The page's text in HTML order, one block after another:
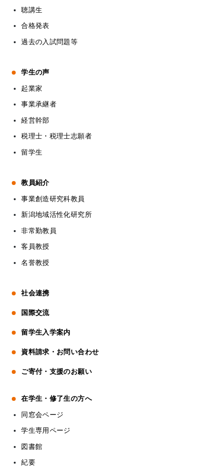
聴講生
合格発表
過去の入試問題等
学生の声
起業家
事業承継者
経営幹部
税理士・税理士志願者
留学生
教員紹介
事業創造研究科教員
新潟地域活性化研究所
非常勤教員
客員教授
名誉教授
社会連携
国際交流
留学生入学案内
資料請求・お問い合わせ
ご寄付・支援のお願い
在学生・修了生の方へ
同窓会ページ
学生専用ページ
図書館
紀要